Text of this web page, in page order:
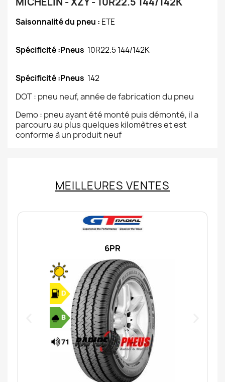
Saisonnalité du pneu : ETE
Spécificité :Pneus 10R22.5 144/142K
Spécificité :Pneus 142
DOT : pneu neuf, année de fabrication du pneu
Demo : pneu ayant été monté puis démonté, il a
parcouru au plus quelques kilomètres et est
conforme à un produit neuf
MEILLEURES VENTES
6PR